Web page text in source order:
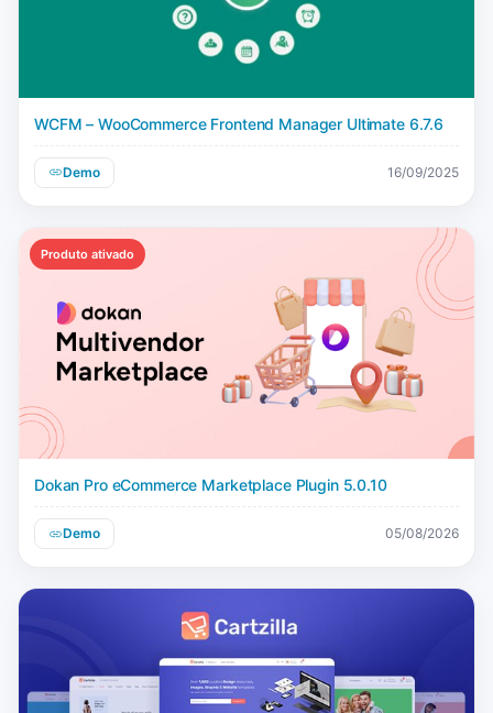
WCFM – WooCommerce Frontend Manager Ultimate 6.7.6
Demo 16/09/2025
Produto ativado
Dokan Pro eCommerce Marketplace Plugin 5.0.10
Demo 05/08/2026